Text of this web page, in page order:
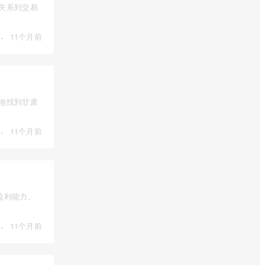
系到交易
· 11个月前
找到甘肃
· 11个月前
能力。
· 11个月前